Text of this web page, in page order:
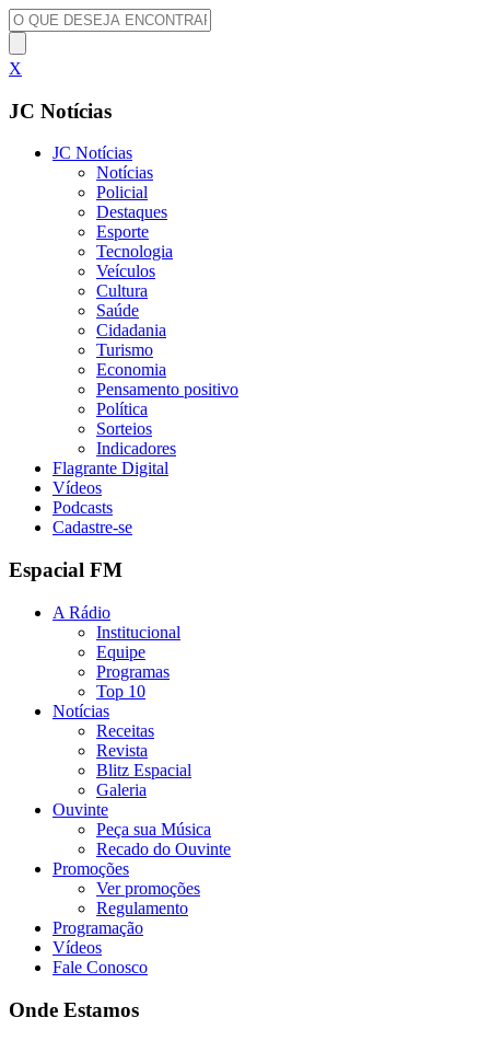
X
JC Notícias
JC Notícias
Notícias
Policial
Destaques
Esporte
Tecnologia
Veículos
Cultura
Saúde
Cidadania
Turismo
Economia
Pensamento positivo
Política
Sorteios
Indicadores
Flagrante Digital
Vídeos
Podcasts
Cadastre-se
Espacial FM
A Rádio
Institucional
Equipe
Programas
Top 10
Notícias
Receitas
Revista
Blitz Espacial
Galeria
Ouvinte
Peça sua Música
Recado do Ouvinte
Promoções
Ver promoções
Regulamento
Programação
Vídeos
Fale Conosco
Onde Estamos